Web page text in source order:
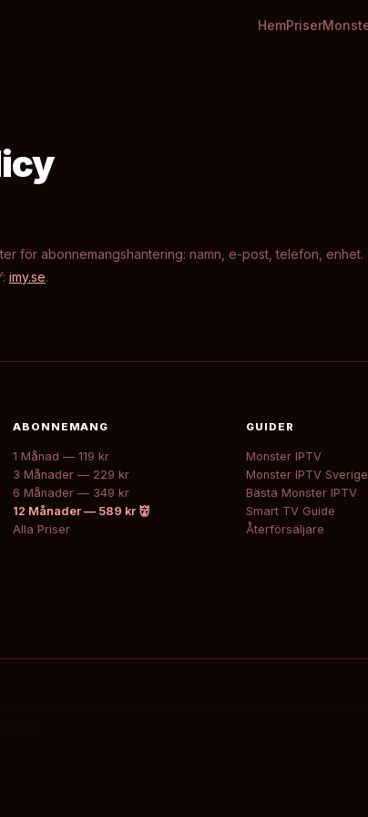
HemPriser
för abonnemangshantering: namn, e-post, telefon, enhet.
imy.se.
ABONNEMANG
1 Månad — 119 kr
3 Månader — 229 kr
6 Månader — 349 kr
12 Månader — 589 kr 👹
Alla Priser
GUIDER
Monster IPTV
Monster IPTV Sverige
Bästa Monster IPTV
Smart TV Guide
Återförsäljare